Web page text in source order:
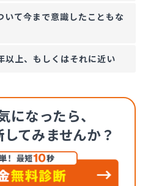
いて今まで意識したこともな
以上、もしくはそれに近い
になったら、
してみませんか？